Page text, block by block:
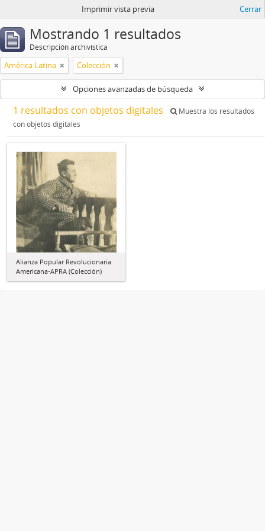
Imprimir vista previa Cerrar
Mostrando 1 resultados
Descripción archivística
América Latina Colección
Opciones avanzadas de búsqueda
1 resultados con objetos digitales
Muestra los resultados
con objetos digitales
Alianza Popular Revolucionaria
Americana-APRA (Colección)